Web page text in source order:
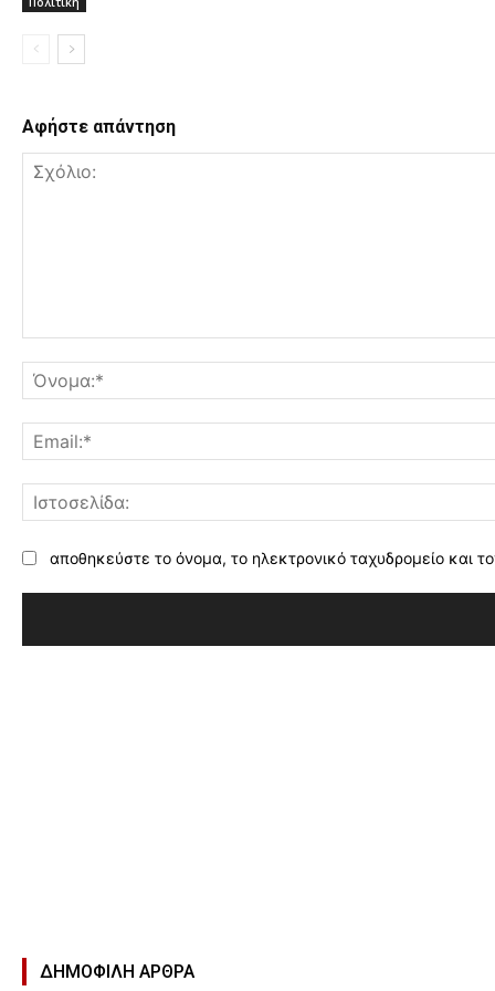
Αφήστε απάντηση
αποθηκεύστε το όνομα, το ηλεκτρονικό ταχυδρομείο και
ΔΗΜΟΦΙΛΉ ΑΡΘΡΑ